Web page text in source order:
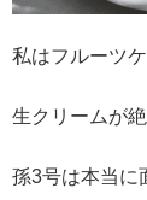
私はフルーツ
生クリームが
孫3号は本当に